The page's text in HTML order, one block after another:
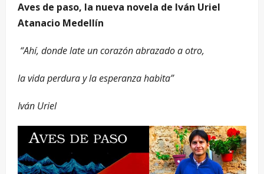
Aves de paso, la nueva novela de Iván Uriel
Atanacio Medellín
“Ahí, donde late un corazón abrazado a otro,
la vida perdura y la esperanza habita”
Iván Uriel